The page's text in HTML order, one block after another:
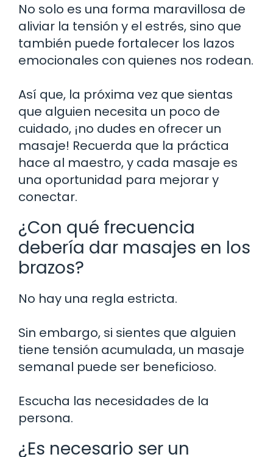
No solo es una forma maravillosa de
aliviar la tensión y el estrés, sino que
también puede fortalecer los lazos
emocionales con quienes nos rodean.
Así que, la próxima vez que sientas
que alguien necesita un poco de
cuidado, ¡no dudes en ofrecer un
masaje! Recuerda que la práctica
hace al maestro, y cada masaje es
una oportunidad para mejorar y
conectar.
¿Con qué frecuencia
debería dar masajes en los
brazos?
No hay una regla estricta.
Sin embargo, si sientes que alguien
tiene tensión acumulada, un masaje
semanal puede ser beneficioso.
Escucha las necesidades de la
persona.
¿Es necesario ser un